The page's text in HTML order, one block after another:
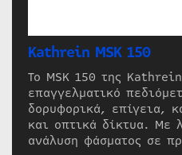
Kathrein MSK 150
Το MSK 150 της
επαγγελματικό
δορυφορικά, επίγεια,
και οπτικά δίκτυα. Με
ανάλυση φάσματος σε